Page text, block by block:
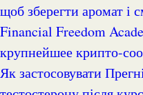
щоб зберегти аромат і
Financial Freedom Academy: что представляет собой
крупнейшее крипто-
Як застосовувати Прегніл для відновлення